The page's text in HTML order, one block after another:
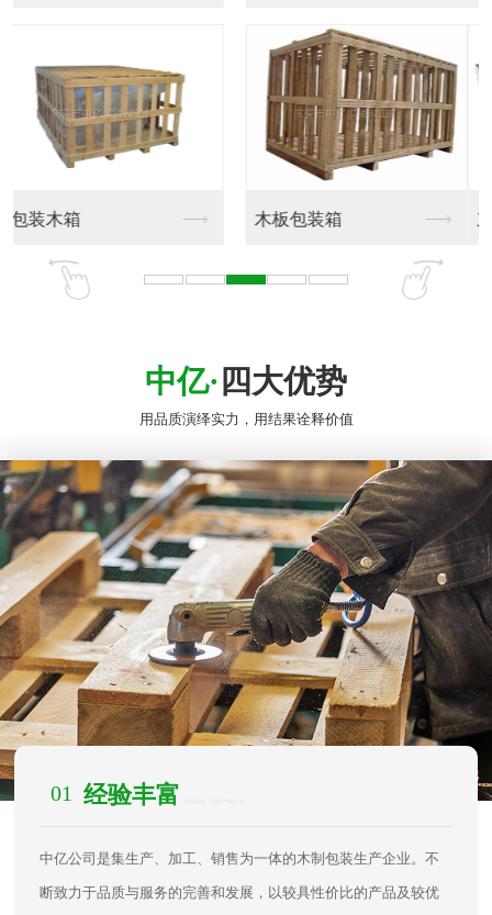
东莞纸托盘生产 窝蜂纸卡板纸箱
中亿· 四大优势
用品质演绎实力，用结果诠释价值
01 经验丰富
中亿公司是集生产、加工、销售为一体的木制包装生产企业。不
断致力于品质与服务的完善和发展，以较具性价比的产品及较优